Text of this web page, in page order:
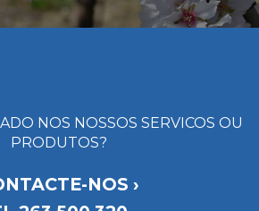
NOS NOSSOS SERVICOS OU
PRODUTOS?
NOS ›